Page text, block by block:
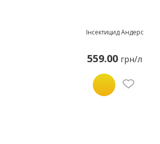
Інсектицид Андерс
559.00 грн/л